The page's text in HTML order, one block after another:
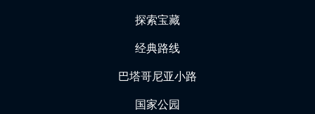
探索宝藏
经典路线
巴塔哥尼亚小路
国家公园